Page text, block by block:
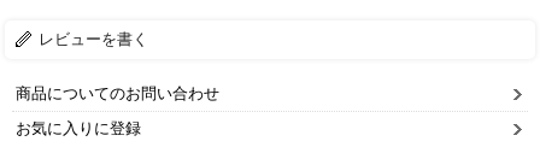
レビューを書く
商品についてのお問い合わせ
お気に入りに登録